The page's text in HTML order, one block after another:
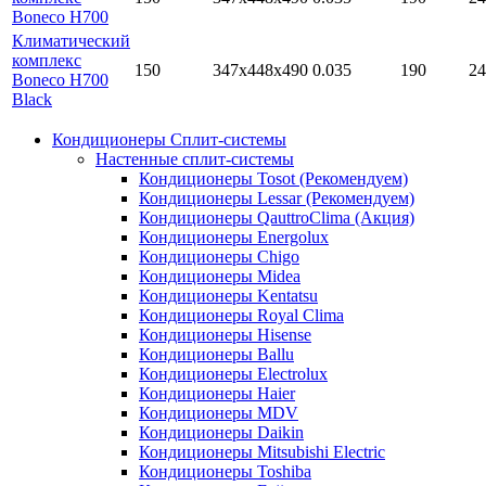
Boneco H700
Климатический
комплекс
Boneco H700
Black
150 347x448x490 0.035 190 24
Кондиционеры Сплит-системы
Настенные сплит-системы
Кондиционеры Tosot (Рекомендуем)
Кондиционеры Lessar (Рекомендуем)
Кондиционеры QauttroClima (Акция)
Кондиционеры Energolux
Кондиционеры Chigo
Кондиционеры Midea
Кондиционеры Kentatsu
Кондиционеры Royal Clima
Кондиционеры Hisense
Кондиционеры Ballu
Кондиционеры Electrolux
Кондиционеры Haier
Кондиционеры MDV
Кондиционеры Daikin
Кондиционеры Mitsubishi Electric
Кондиционеры Toshiba